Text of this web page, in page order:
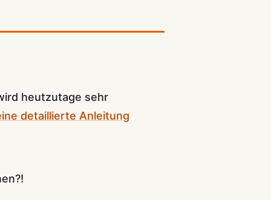
heutzutage sehr
detaillierte Anleitung